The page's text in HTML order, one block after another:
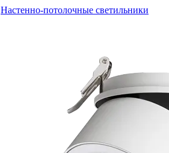
Настенно-потолочные светильники